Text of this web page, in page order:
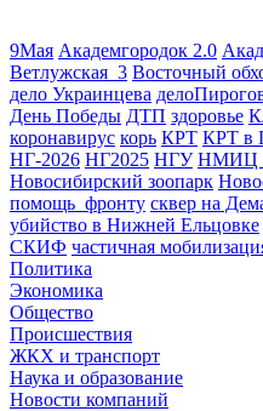
9Мая Академгородок 2.0
Ветлужская_3 Восточный
дело Украинцева
День Победы ДТП здоровье
коронавирус корь КРТ КРТ в
НГ-2026 НГ2025 НГУ НМИЦ
Новосибирский зоопарк
помощь_фронту сквер на
убийство в Нижней Ельцовке
СКИФ частичная
Политика
Экономика
Общество
Происшествия
ЖКХ и транспорт
Наука и образование
Новости компаний